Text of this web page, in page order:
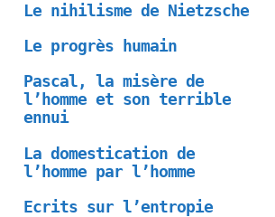
Le nihilisme de Nietzsche
Le progrès humain
Pascal, la misère de
l’homme et son terrible
ennui
La domestication de
l’homme par l’homme
Ecrits sur l’entropie